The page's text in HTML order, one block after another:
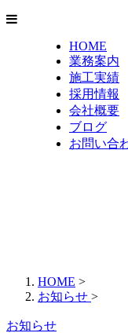
HOME
業務案内
施工実績
採用情報
会社概要
ブログ
お問い合
HOME >
お知らせ >
お知らせ